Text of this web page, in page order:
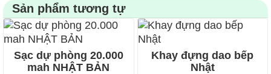
Sản phẩm tương tự
Sạc dự phòng 20.000
mah NHẬT BẢN
Khay đựng dao bếp
Nhật